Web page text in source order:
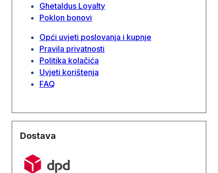
Ghetaldus Loyalty
Poklon bonovi
Opći uvjeti poslovanja i kupnje
Pravila privatnosti
Politika kolačića
Uvjeti korištenja
FAQ
Dostava